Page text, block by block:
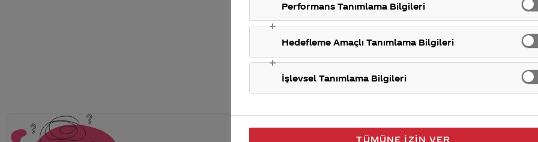
Performans Tanımlama Bilgileri
Hedefleme Amaçlı Tanımlama Bilgileri
İşlevsel Tanımlama Bilgileri
TÜMÜNE İZIN VER